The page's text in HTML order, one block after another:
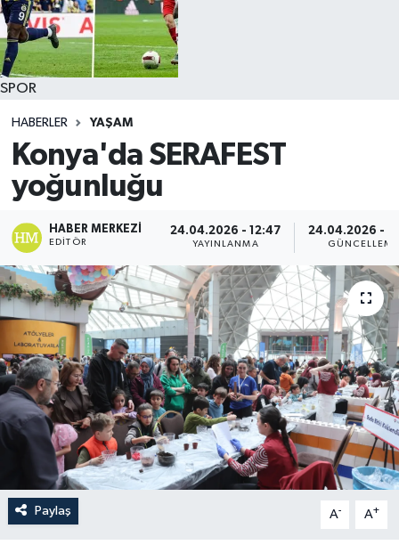
SPOR
HABERLER YAŞAM
Konya'da SERAFEST
yoğunluğu
HABER MERKEZI
EDITÖR
24.04.2026 - 12:47
YAYINLANMA
24.04.2026 -
GÜNCELLEME
Paylaş A- A+